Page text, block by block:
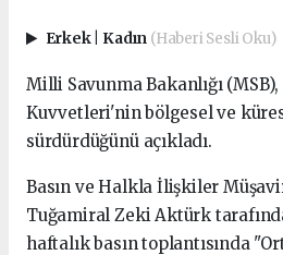
Erkek Kadın (Haberi Sesli Oku)
Milli Savunma Bakanlığı
Kuvvetleri'nin bölgesel ve
sürdürdüğünü açıkladı.
Basın ve Halkla İlişkiler
Tuğamiral Zeki Aktürk
haftalık basın toplantısında